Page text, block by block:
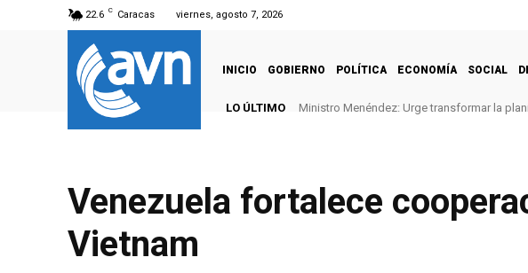
22.6 C Caracas viernes, agosto 7, 2026
INICIO GOBIERNO POLÍTICA ECONOMÍA SOCIAL
LO ÚLTIMO Ministro Menéndez: Urge transformar la
Venezuela fortalece
Vietnam